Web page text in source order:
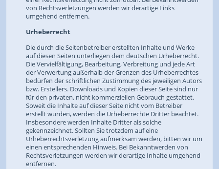
von Rechtsverletzungen werden wir derartige Links
umgehend entfernen.
Urheberrecht
Die durch die Seitenbetreiber erstellten Inhalte und Werke
auf diesen Seiten unterliegen dem deutschen Urheberrecht.
Die Vervielfältigung, Bearbeitung, Verbreitung und jede Art
der Verwertung außerhalb der Grenzen des Urheberrechtes
bedürfen der schriftlichen Zustimmung des jeweiligen Autors
bzw. Erstellers. Downloads und Kopien dieser Seite sind nur
für den privaten, nicht kommerziellen Gebrauch gestattet.
Soweit die Inhalte auf dieser Seite nicht vom Betreiber
erstellt wurden, werden die Urheberrechte Dritter beachtet.
Insbesondere werden Inhalte Dritter als solche
gekennzeichnet. Sollten Sie trotzdem auf eine
Urheberrechtsverletzung aufmerksam werden, bitten wir um
einen entsprechenden Hinweis. Bei Bekanntwerden von
Rechtsverletzungen werden wir derartige Inhalte umgehend
entfernen.